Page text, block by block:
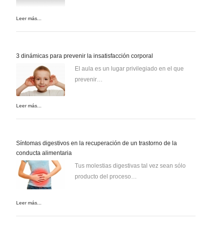
Leer más...
3 dinámicas para prevenir la insatisfacción corporal
El aula es un lugar privilegiado en el que
prevenir…
Leer más...
Síntomas digestivos en la recuperación de un trastorno de la
conducta alimentaria
Tus molestias digestivas tal vez sean sólo
producto del proceso…
Leer más...